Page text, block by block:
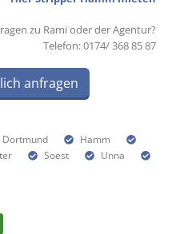
zu Rami oder der Agentur?
Telefon: 0174/ 368 85 87
anfragen
Dortmund
Hamm
Soest
Unna